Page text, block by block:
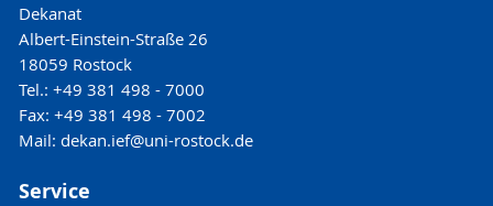
Dekanat
Albert-Einstein-Straße 26
18059 Rostock
Tel.: +49 381 498 - 7000
Fax: +49 381 498 - 7002
Mail: dekan.ief@uni-rostock.de
Service